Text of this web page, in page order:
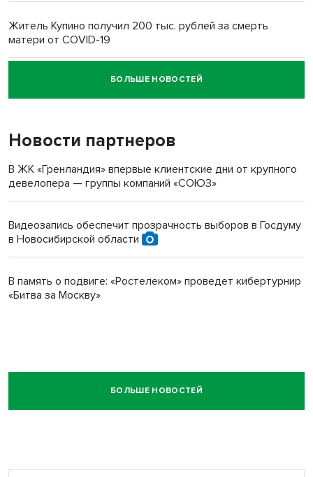
Житель Купино получил 200 тыс. рублей за смерть
матери от COVID-19
Новосибирский суд наказал водителя за смерть
пенсионерки на вокзале
БОЛЬШЕ НОВОСТЕЙ
Новости партнеров
В ЖК «Гренландия» впервые клиентские дни от крупного
девелопера — группы компаний «СОЮЗ»
Видеозапись обеспечит прозрачность выборов в Госдуму
в Новосибирской области
В память о подвиге: «Ростелеком» проведет кибертурнир
«Битва за Москву»
БОЛЬШЕ НОВОСТЕЙ